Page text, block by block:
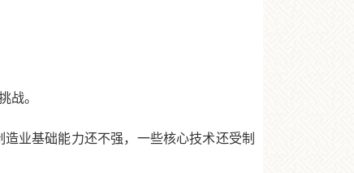
战。
业基础能力还不强，一些核心技术还受制